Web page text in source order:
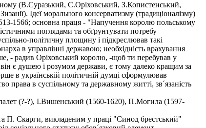
(В.Суразький, С.Оріховський, З.Копистенський,
Ідеї морального консерватизму (традиціоналізму)
1566; основна праця - "Напучення королю польському
поглядами та обґрунтувати потребу
політичну площину і підкреслював такі
в управлінні державою; необхідність врахування
- радив Оріховський королю, -щоб ти перебував у
є душею і розумом держави, є тому далеко кращим за
в українській політичній думці сформулював
права в суспільному та державному житті, зв´язаність
(?-?), І.Вишенський (1560-1620), П.Могила (1597-
П. Скарги, викладеним у праці "Синод брестський"